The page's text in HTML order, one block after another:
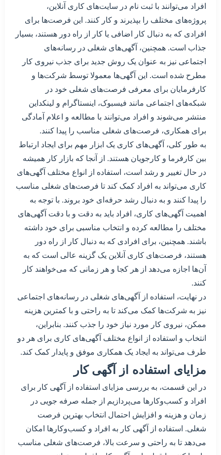
افراد می‌توانند با ثبت نام در سایت‌های کاری آنلاین،
پروژه‌های مختلف را بپذیرند و کار کنند. این فرصت‌ها برای
افرادی که به دنبال کار اضافی یا کار از راه دور هستند، بسیار
جذاب است. همچنین، آگهی‌های شغلی در رسانه‌های
اجتماعی نیز به عنوان یک روش جدید برای جذب نیروی کار
مطرح شده است. این آگهی‌ها معمولا توسط شرکت‌ها و
کارفرمایان برای معرفی فرصت‌های شغلی خود در
شبکه‌های اجتماعی مانند فیسبوک، اینستاگرام و لینکداین
منتشر می‌شوند و افراد می‌توانند با مطالعه و اعلام آمادگی
برای همکاری، فرصت‌های شغلی مناسب را پیدا کنند.
به طور کلی، آگهی‌های کاری یک ابزار مهم برای ایجاد ارتباط
بین کارفرما و کارجویان هستند. از آنجا که بازار کار همیشه
در حال تغییر و رشد است، استفاده از انواع مختلف آگهی‌های
کاری می‌تواند به افراد کمک کند تا فرصت‌های شغلی مناسب
را پیدا کنند و به دنبال رشد حرفه‌ای خود بروند. با توجه به
اهمیت آگهی‌های کاری، افراد باید به دقت و با دقت آگهی‌های
مختلف را مطالعه کرده و انتخاب مناسبی برای خود داشته
باشند. همچنین، برای افرادی که به دنبال کار از راه دور
هستند، فرصت‌های کاری آنلاین یک گزینه عالی است که به
آن‌ها اجازه می‌دهد از هر کجا و هر زمانی که می‌خواهند کار
کنند.
در نهایت، استفاده از آگهی‌های شغلی در رسانه‌های اجتماعی
نیز به شرکت‌ها کمک می‌کند تا به راحتی و با کمترین هزینه
ممکن، نیروی کار مورد نیاز خود را جذب کنند. بنابراین،
انتخاب و استفاده از انواع مختلف آگهی‌های کاری برای هر دو
طرف می‌تواند به ایجاد یک همکاری موفق و پایدار کمک کند.
مزایای استفاده از آگهی کار
در این قسمت، به بررسی مزایای استفاده از آگهی کار برای
افراد و کسب‌وکارها می‌پردازیم از جمله صرفه جویی در
زمان و هزینه و افزایش احتمال انتخاب بهترین فرصت
شغلی. استفاده از آگهی کار به افراد و کسب‌وکارها امکان
می‌دهد تا به راحتی و سرعت بالا، فرصت‌های شغلی مناسب